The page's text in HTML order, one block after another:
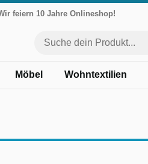
feiern 10 Jahre Onlineshop!
Möbel Wohntextilien